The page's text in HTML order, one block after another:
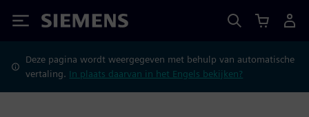
Siemens
Deze pagina wordt weergegeven met behulp van automatische
vertaling. In plaats daarvan in het Engels bekijken?